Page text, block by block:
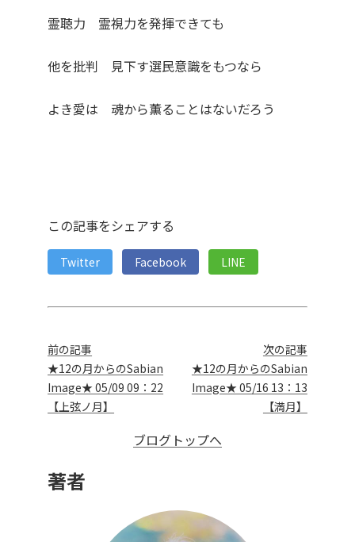
霊聴力 霊視力を発揮できても
他を批判 見下す選民意識をもつなら
よき愛は 魂から薫ることはないだろう
この記事をシェアする
Twitter Facebook LINE
前の記事
★12の月からのSabian
Image★ 05/09 09：22
【上弦ノ月】
次の記事
★12の月からのSabian
Image★ 05/16 13：13
【満月】
ブログトップへ
著者